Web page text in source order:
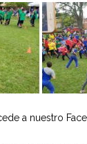
a nuestro